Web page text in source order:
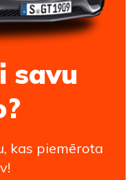
savu
kas piemērota